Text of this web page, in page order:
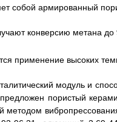
собой армированный
конверсию метана
применение высоких
модуль и
пористый
методом